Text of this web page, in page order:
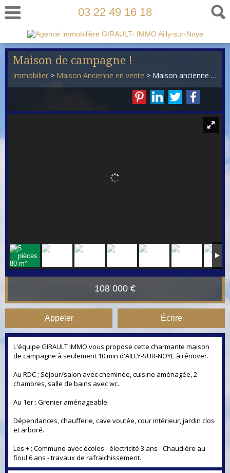
03 22 49 16 18
Maison de campagne !
Immobilier > Maison Ancienne en vente > Maison ancienne VM779
108 000 €
Appeler Écrire
L'équipe GIRAULT IMMO vous propose cette charmante maison
de campagne à seulement 10 min d'AILLY-SUR-NOYE à rénover.
Au RDC ; Séjour/salon avec cheminée, cuisine aménagée, 2
chambres, salle de bains avec wc.
Au 1er : Grenier aménageable.
Dépendances, chaufferie, cave voutée, cour intérieur, jardin clos
et arboré.
Les + : Commune avec écoles - électricité 3 ans - Chaudière au
fioul 6 ans - travaux de rafraichissement.